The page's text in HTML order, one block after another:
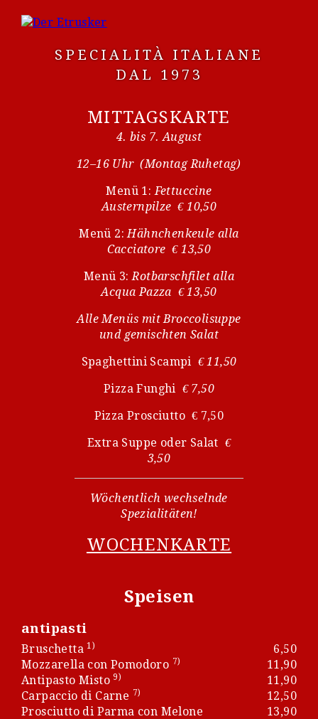
SPECIALITÀ ITALIANE
DAL 1973
MITTAGSKARTE
4. bis 7. August
12–16 Uhr (Montag Ruhetag)
Menü 1: Fettuccine
Austernpilze € 10,50
Menü 2: Hähnchenkeule alla
Cacciatore € 13,50
Menü 3: Rotbarschfilet alla
Acqua Pazza € 13,50
Alle Menüs mit Broccolisuppe
und gemischten Salat
Spaghettini Scampi € 11,50
Pizza Funghi € 7,50
Pizza Prosciutto € 7,50
Extra Suppe oder Salat €
3,50
Wöchentlich wechselnde
Spezialitäten!
WOCHENKARTE
Speisen
antipasti
Bruschetta 1)
6,50
Mozzarella con Pomodoro 7)
11,90
Antipasto Misto9)
11,90
Carpaccio di Carne 7)
12,50
Prosciutto di Parma con Melone
13,90